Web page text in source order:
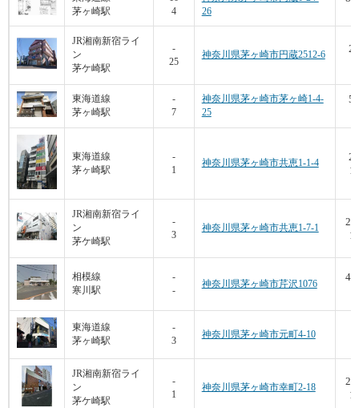
茅ヶ崎駅
4
26
JR湘南新宿ライ
ン
茅ケ崎駅
-
25
神奈川県茅ヶ崎市円蔵2512-6
東海道線
茅ヶ崎駅
-
7
神奈川県茅ヶ崎市茅ヶ崎1-4-
25
東海道線
茅ヶ崎駅
-
1
神奈川県茅ヶ崎市共恵1-1-4
JR湘南新宿ライ
ン
茅ケ崎駅
-
3
神奈川県茅ヶ崎市共恵1-7-1
相模線
寒川駅
-
-
神奈川県茅ヶ崎市芹沢1076
東海道線
茅ヶ崎駅
-
3
神奈川県茅ヶ崎市元町4-10
JR湘南新宿ライ
ン
茅ケ崎駅
-
1
神奈川県茅ヶ崎市幸町2-18